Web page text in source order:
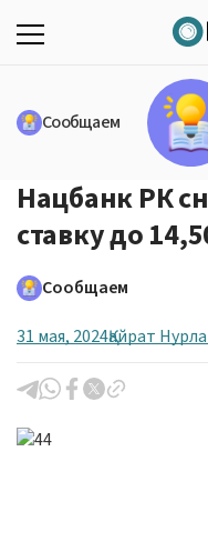
Сообщаем
Нацбанк РК
ставку до
Сообщаем
31 мая, 2024Қайрат